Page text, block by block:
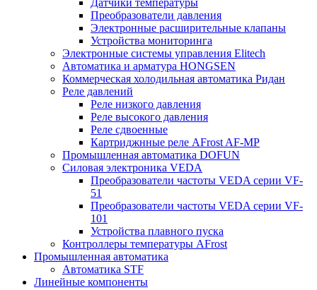
Преобразователи давления
Электронные расширительные клапаны
Устройства мониторинга
Электронные системы управления Elitech
Автоматика и арматура HONGSEN
Коммерческая холодильная автоматика Ридан
Реле давлений
Реле низкого давления
Реле высокого давления
Реле сдвоенные
Картриджнные реле AFrost AF-MP
Промышленная автоматика DOFUN
Силовая электроника VEDA
Преобразователи частоты VEDA серии VF-
51
Преобразователи частоты VEDA серии VF-
101
Устройства плавного пуска
Контроллеры температуры AFrost
Промышленная автоматика
Автоматика STF
Линейные компоненты